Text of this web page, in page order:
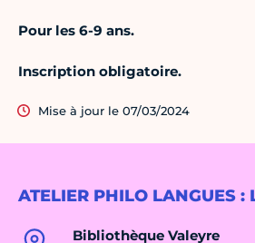
ATELIER PHILO LANGUES :
Bibliothèque Valeyre
Pour les 6-9 ans.
Inscription obligatoire.
Mise à jour le 07/03/2024